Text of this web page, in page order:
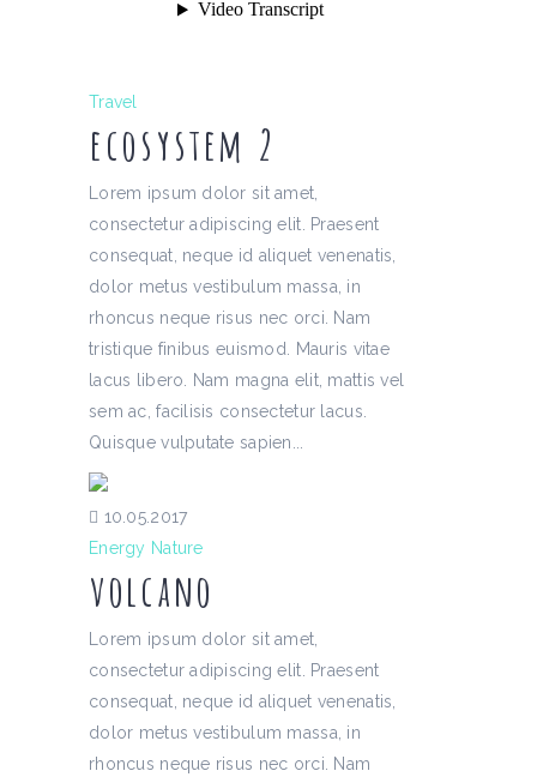
Travel
ecosystem 2
Lorem ipsum dolor sit amet,
consectetur adipiscing elit. Praesent
consequat, neque id aliquet venenatis,
dolor metus vestibulum massa, in
rhoncus neque risus nec orci. Nam
tristique finibus euismod. Mauris vitae
lacus libero. Nam magna elit, mattis vel
sem ac, facilisis consectetur lacus.
Quisque vulputate sapien...
10.05.2017
Energy Nature
volcano
Lorem ipsum dolor sit amet,
consectetur adipiscing elit. Praesent
consequat, neque id aliquet venenatis,
dolor metus vestibulum massa, in
rhoncus neque risus nec orci. Nam